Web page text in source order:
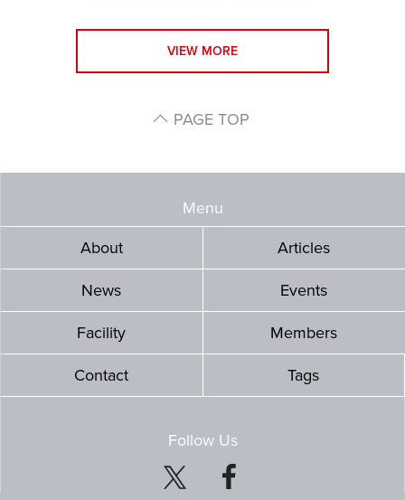
VIEW MORE
PAGE TOP
Menu
About
Articles
News Events
Facility Members
Contact Tags
Follow Us